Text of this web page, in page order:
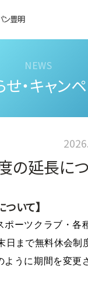
ン豊明
・キャン
の延長に
いて】
ポーツクラブ・各
日まで無料休会制
ように期間を変更